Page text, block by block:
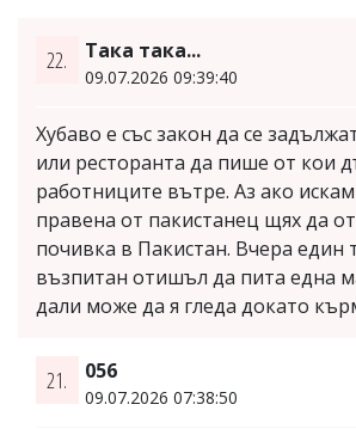
22. Така така...
09.07.2026 09:39:40
Хубаво е със закон да се
или ресторанта да пише от кои
работниците вътре. Аз ако
правена от пакистанец щях да
почивка в Пакистан. Вчера един
възпитан отишъл да пита една
дали може да я гледа докато
21. 056
09.07.2026 07:38:50